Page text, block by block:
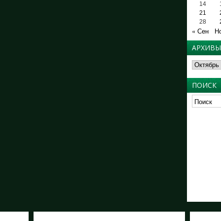
14
21
28
« Сен
АРХИВЫ
Архивы
ПОИСК